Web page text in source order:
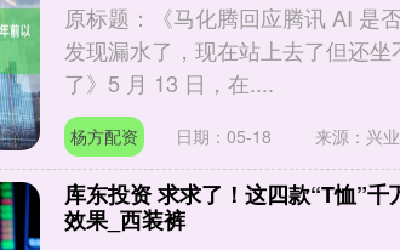
原标题：《马化腾回应腾讯 AI 是
发现漏水了，现在站上去了但还
了》5 月 13 日，在....
杨方配资 日期：05-18 来源：兴
库东投资 求求了！这四款“T恤”千
效果_西装裤